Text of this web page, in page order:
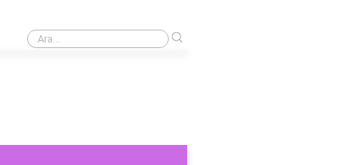
Cinsel bir şey görmek orucu bozar mı?